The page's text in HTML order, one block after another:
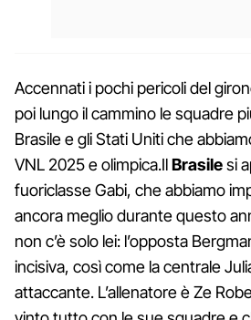
Accennati i pochi pericoli del
poi lungo il cammino le squadre
Brasile e gli Stati Uniti che
VNL 2025 e olimpica.IlBrasilesi
fuoriclasse Gabi, che abbiamo
ancora meglio durante questo
non c’è solo lei: l’opposta
incisiva, così come la centrale
attaccante. L’allenatore è Ze